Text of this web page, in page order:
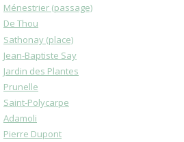
Ménestrier (passage)
De Thou
Sathonay (place)
Jean-Baptiste Say
Jardin des Plantes
Prunelle
Saint-Polycarpe
Adamoli
Pierre Dupont